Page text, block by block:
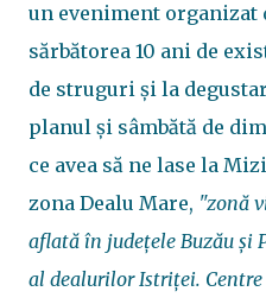
un eveniment organizat
sărbătorea 10 ani de
de struguri și la
planul și sâmbătă de
ce avea să ne lase la
zona Dealu Mare, "zonă
aflată în județele Buzău și
al dealurilor Istriței.